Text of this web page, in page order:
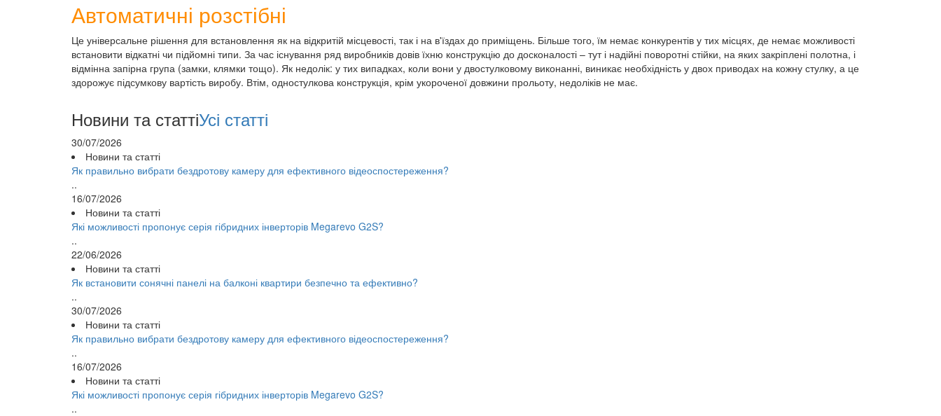
Автоматичні розстібні
Це універсальне рішення для встановлення як на відкритій місцевості, так і на в'їздах до приміщень. Більше того, їм немає конкурентів у тих місцях, де немає можливості
встановити відкатні чи підйомні типи. За час існування ряд виробників довів їхню конструкцію до досконалості – тут і надійні поворотні стійки, на яких закріплені полотна, і
відмінна запірна група (замки, клямки тощо). Як недолік: у тих випадках, коли вони у двостулковому виконанні, виникає необхідність у двох приводах на кожну стулку, а це
здорожує підсумкову вартість виробу. Втім, одностулкова конструкція, крім укороченої довжини прольоту, недоліків не має.
Новини та статтіУсі статті
30/07/2026
Новини та статті
Як правильно вибрати бездротову камеру для ефективного відеоспостереження?
..
16/07/2026
Новини та статті
Які можливості пропонує серія гібридних інверторів Megarevo G2S?
..
22/06/2026
Новини та статті
Як встановити сонячні панелі на балконі квартири безпечно та ефективно?
..
30/07/2026
Новини та статті
Як правильно вибрати бездротову камеру для ефективного відеоспостереження?
..
16/07/2026
Новини та статті
Які можливості пропонує серія гібридних інверторів Megarevo G2S?
..